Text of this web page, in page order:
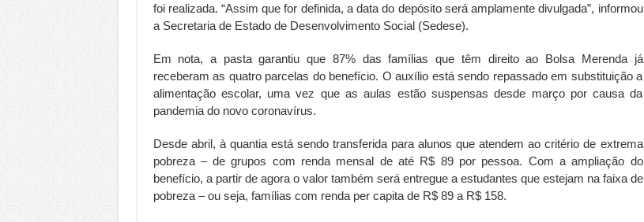
foi realizada. “Assim que for definida, a data do depósito será amplamente divulgada”, informou
a Secretaria de Estado de Desenvolvimento Social (Sedese).
Em nota, a pasta garantiu que 87% das famílias que têm direito ao Bolsa Merenda já
receberam as quatro parcelas do benefício. O auxílio está sendo repassado em substituição a
alimentação escolar, uma vez que as aulas estão suspensas desde março por causa da
pandemia do novo coronavírus.
Desde abril, à quantia está sendo transferida para alunos que atendem ao critério de extrema
pobreza – de grupos com renda mensal de até R$ 89 por pessoa. Com a ampliação do
benefício, a partir de agora o valor também será entregue a estudantes que estejam na faixa de
pobreza – ou seja, famílias com renda per capita de R$ 89 a R$ 158.